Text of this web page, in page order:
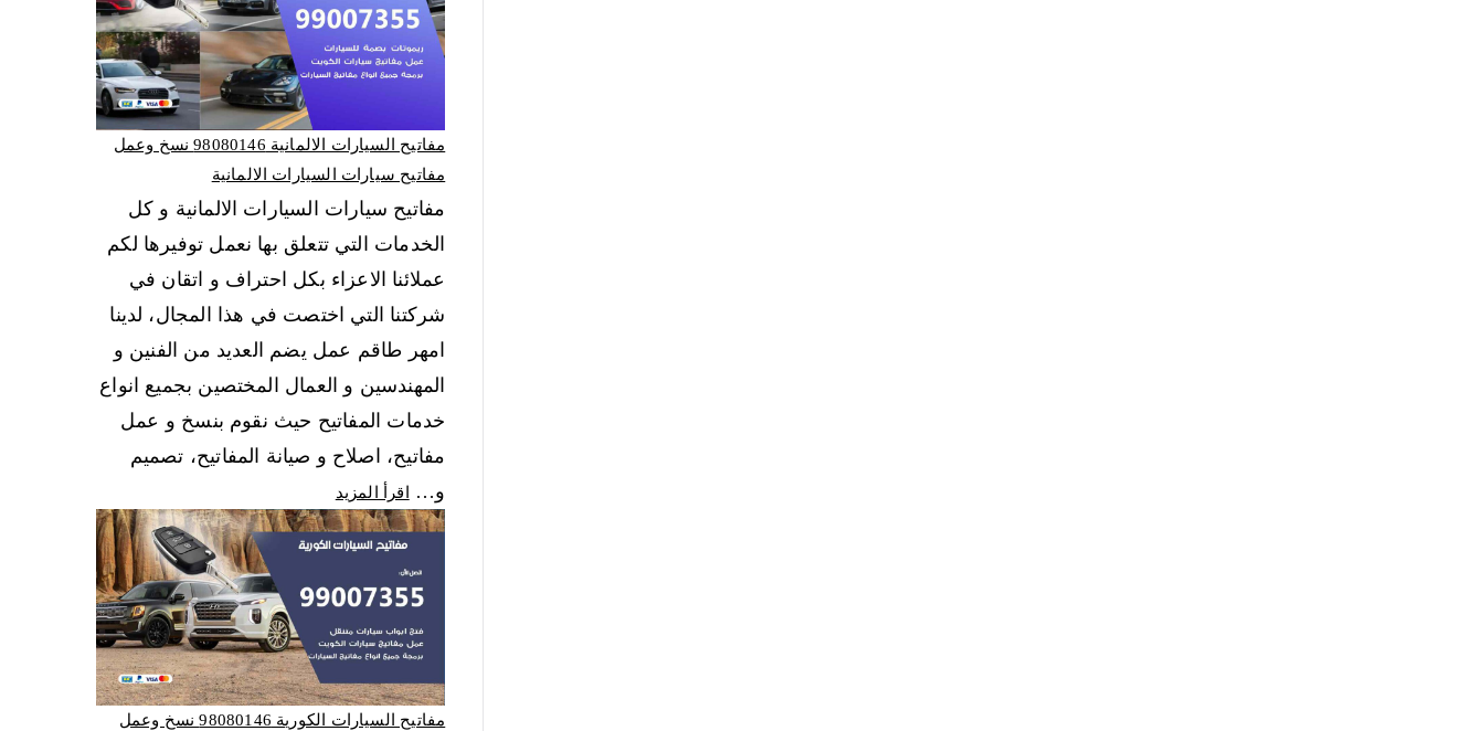
مفاتيح السيارات الالمانية 98080146‬ نسخ وعمل
مفاتيح سيارات السيارات الالمانية
مفاتيح سيارات السيارات الالمانية و كل
الخدمات التي تتعلق بها نعمل توفيرها لكم
عملائنا الاعزاء بكل احتراف و اتقان في
شركتنا التي اختصت في هذا المجال، لدينا
امهر طاقم عمل يضم العديد من الفنين و
المهندسين و العمال المختصين بجميع انواع
خدمات المفاتيح حيث نقوم بنسخ و عمل
مفاتيح، اصلاح و صيانة المفاتيح، تصميم
و…
اقرأ المزيد
مفاتيح السيارات الكورية 98080146‬ نسخ وعمل